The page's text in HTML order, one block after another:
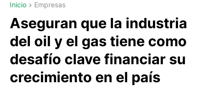
Inicio Empresas
Aseguran que la industria
del oil y el gas tiene como
desafío clave financiar su
crecimiento en el país